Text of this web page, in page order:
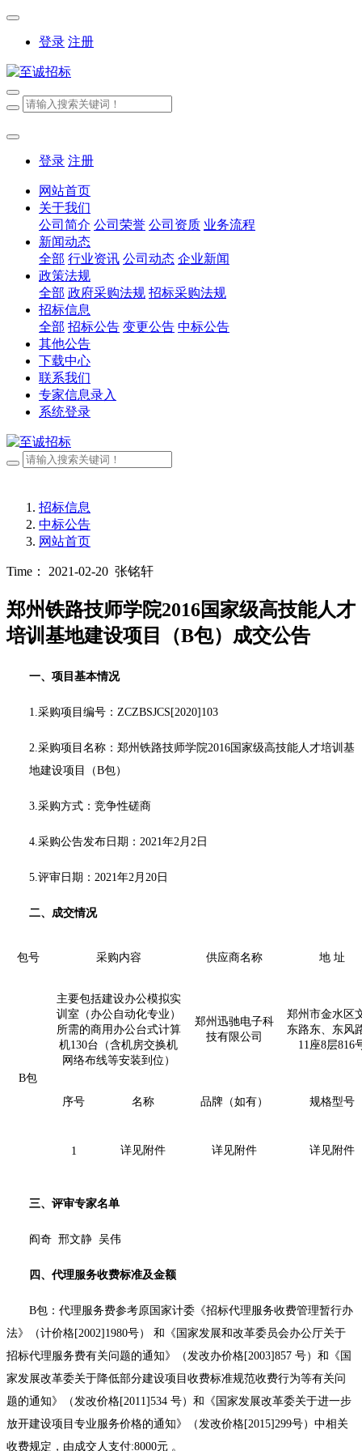
登录 注册
登录 注册
网站首页
关于我们
公司简介 公司荣誉 公司资质 业务流程
新闻动态
全部 行业资讯 公司动态 企业新闻
政策法规
全部 政府采购法规 招标采购法规
招标信息
全部 招标公告 变更公告 中标公告
其他公告
下载中心
联系我们
专家信息录入
系统登录
招标信息
中标公告
网站首页
Time： 2021-02-20 张铭轩
郑州铁路技师学院2016国家级高技能人才
培训基地建设项目（B包）成交公告
一、项目基本情况
1.采购项目编号： ZCZBSJCS[2020]103
2.采购项目名称： 郑州铁路技师学院2016国家级高技能人才培训基
地建设项目（B包）
3.采购方式：竞争性磋商
4.采购公告发布日期：2021年2月2日
5.评审日期：2021年2月20日
二、成交情况
包号 采购内容 供应商名称 地 址
B包
主要包括建设办公模拟实
训室（办公自动化专业）
所需的商用办公台式计算
机130台（含机房交换机
网络布线等安装到位）
郑州迅驰电子科
技有限公司
郑州市金水区
东路东、东风
11座8层816
序号 名称 品牌（如有） 规格型号
1 详见附件 详见附件 详见附件
三、评审专家名单
阎奇 邢文静 吴伟
四、代理服务收费标准及金额
B包：代理服务费参考原国家计委《招标代理服务收费管理暂行办
法》（计价格[2002]1980号） 和《国家发展和改革委员会办公厅关于
招标代理服务费有关问题的通知》（发改办价格[2003]857 号）和《国
家发展改革委关于降低部分建设项目收费标准规范收费行为等有关问
题的通知》（发改价格[2011]534 号）和《国家发展改革委关于进一步
放开建设项目专业服务价格的通知》（发改价格[2015]299号）中相关
收费规定，由成交人支付:8000元 。